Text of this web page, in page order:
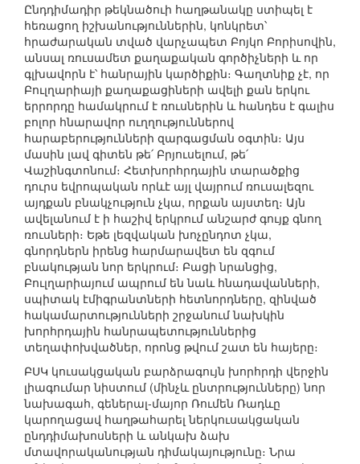
Ընդդիմադիր թեկնածուի հաղթանակը ստիպել է
հեռացող իշխանություններին, կոնկրետ՝
հրաժարական տված վարչապետ Բոյկո Բորիսովին,
անսալ ռուսամետ քաղաքական գործիչների և որ
գլխավորն է՝ հանրային կարծիքին։ Գաղտնիք չէ, որ
Բուլղարիայի քաղաքացիների ավելի քան երկու
երրորդը համակրում է ռուսներին և հանդես է գալիս
բոլոր հնարավոր ուղղություններով
հարաբերությունների զարգացման օգտին։ Այս
մասին լավ գիտեն թե՛ Բրյուսելում, թե՛
Վաշինգտոնում։ Հետխորհրդային տարածքից
դուրս եվրոպական որևէ այլ վայրում ռուսալեզու
այդքան բնակչություն չկա, որքան այստեղ։ Այն
ավելանում է ի հաշիվ երկրում անշարժ գույք գնող
ռուսների։ Եթե լեզվական խոչընդոտ չկա,
գնորդներն իրենց հարմարավետ են զգում
բնակության նոր երկրում։ Բացի նրանցից,
Բուլղարիայում ապրում են նաև հնադավանների,
սպիտակ էմիգրանտների հետնորդները, զինված
հակամարտությունների շրջանում նախկին
խորհրդային հանրապետություններից
տեղափոխվածներ, որոնց թվում շատ են հայերը։
ԲՍԿ կուսակցական բարձրագույն խորհրդի վերջին
լիագումար նիստում (մինչև ընտրությունները) նոր
նախագահ, գեներալ-մայոր Ռումեն Ռադևը
կարողացավ հաղթահարել ներկուսակցական
ընդդիմախոսների և անկախ ձախ
մտավորականության դիմակայությունը։ Նրա